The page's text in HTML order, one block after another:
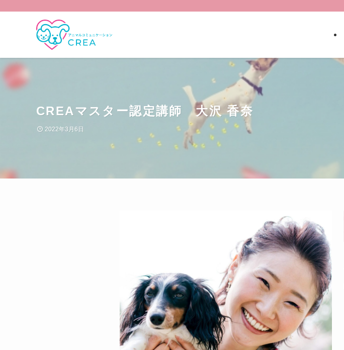
CREAマスター認定講師 大沢 香奈
2022年3月6日